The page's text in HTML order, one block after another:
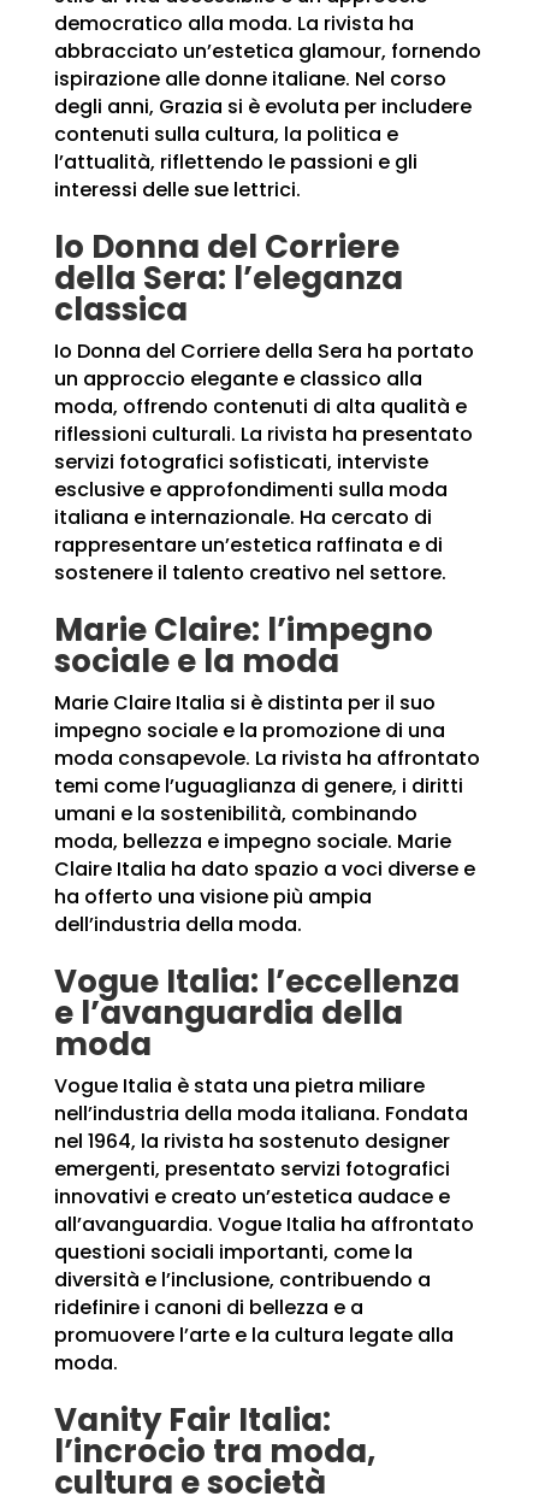
democratico alla moda. La rivista ha
abbracciato un’estetica glamour, fornendo
ispirazione alle donne italiane. Nel corso
degli anni, Grazia si è evoluta per includere
contenuti sulla cultura, la politica e
l’attualità, riflettendo le passioni e gli
interessi delle sue lettrici.
Io Donna del Corriere
della Sera: l’eleganza
classica
Io Donna del Corriere della Sera ha portato
un approccio elegante e classico alla
moda, offrendo contenuti di alta qualità e
riflessioni culturali. La rivista ha presentato
servizi fotografici sofisticati, interviste
esclusive e approfondimenti sulla moda
italiana e internazionale. Ha cercato di
rappresentare un’estetica raffinata e di
sostenere il talento creativo nel settore.
Marie Claire: l’impegno
sociale e la moda
Marie Claire Italia si è distinta per il suo
impegno sociale e la promozione di una
moda consapevole. La rivista ha affrontato
temi come l’uguaglianza di genere, i diritti
umani e la sostenibilità, combinando
moda, bellezza e impegno sociale. Marie
Claire Italia ha dato spazio a voci diverse e
ha offerto una visione più ampia
dell’industria della moda.
Vogue Italia: l’eccellenza
e l’avanguardia della
moda
Vogue Italia è stata una pietra miliare
nell’industria della moda italiana. Fondata
nel 1964, la rivista ha sostenuto designer
emergenti, presentato servizi fotografici
innovativi e creato un’estetica audace e
all’avanguardia. Vogue Italia ha affrontato
questioni sociali importanti, come la
diversità e l’inclusione, contribuendo a
ridefinire i canoni di bellezza e a
promuovere l’arte e la cultura legate alla
moda.
Vanity Fair Italia:
l’incrocio tra moda,
cultura e società